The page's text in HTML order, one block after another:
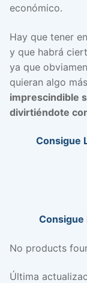
económico.
Hay que tener
y que habrá
ya que
quieran algo
imprescindible
divirtiéndote
Consigue
Consigue
No products
Última